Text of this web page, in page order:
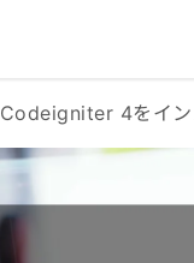
Codeigniter 4をイン